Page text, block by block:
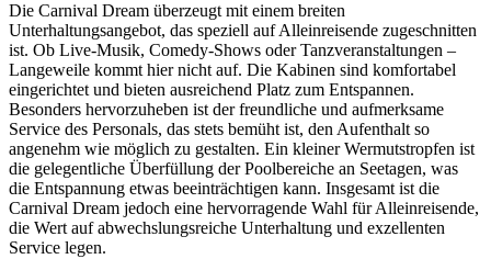
Die Carnival Dream überzeugt mit einem breiten
Unterhaltungsangebot, das speziell auf Alleinreisende zugeschnitten
ist. Ob Live-Musik, Comedy-Shows oder Tanzveranstaltungen –
Langeweile kommt hier nicht auf. Die Kabinen sind komfortabel
eingerichtet und bieten ausreichend Platz zum Entspannen.
Besonders hervorzuheben ist der freundliche und aufmerksame
Service des Personals, das stets bemüht ist, den Aufenthalt so
angenehm wie möglich zu gestalten. Ein kleiner Wermutstropfen ist
die gelegentliche Überfüllung der Poolbereiche an Seetagen, was
die Entspannung etwas beeinträchtigen kann. Insgesamt ist die
Carnival Dream jedoch eine hervorragende Wahl für Alleinreisende,
die Wert auf abwechslungsreiche Unterhaltung und exzellenten
Service legen.